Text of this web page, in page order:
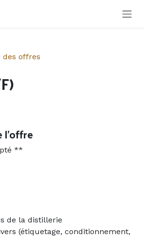
des offres
l'offre
**
de la distillerie
(étiquetage, conditionnement,